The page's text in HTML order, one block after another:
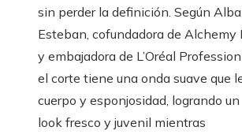
sin perder la definición. Según Alba
Esteban, cofundadora de Alchemy
y embajadora de L’Oréal
el corte tiene una onda suave que
cuerpo y esponjosidad, logrando un
look fresco y juvenil mientras